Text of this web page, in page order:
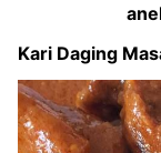
Kari Daging